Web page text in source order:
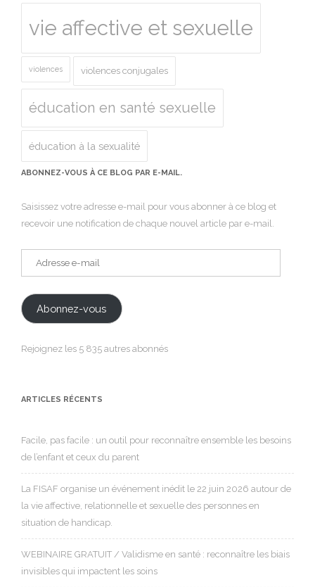
vie affective et sexuelle
violences violences conjugales
éducation en santé sexuelle
éducation à la sexualité
ABONNEZ-VOUS À CE BLOG PAR E-MAIL.
Saisissez votre adresse e-mail pour vous abonner à ce blog et
recevoir une notification de chaque nouvel article par e-mail.
Adresse
e-
Abonnez-vous
Rejoignez les 5 835 autres abonnés
ARTICLES RÉCENTS
Facile, pas facile : un outil pour reconnaître ensemble les besoins
de l’enfant et ceux du parent
La FISAF organise un événement inédit le 22 juin 2026 autour de
la vie affective, relationnelle et sexuelle des personnes en
situation de handicap.
WEBINAIRE GRATUIT / Validisme en santé : reconnaître les biais
invisibles qui impactent les soins